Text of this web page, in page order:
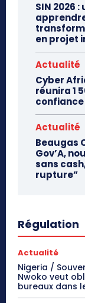
SIN 2026
en projet
Actualité
Cyber
réunira 1
Actualité
Beaugas
Gov’A,
sans
rupture”
Régulation
Actualité
Nigeria /
Nwoko veut
bureaux dans